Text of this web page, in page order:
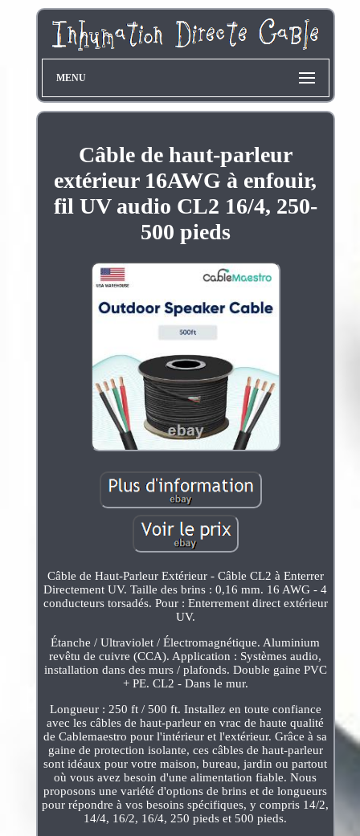
MENU
Câble de haut-parleur
extérieur 16AWG à enfouir,
fil UV audio CL2 16/4, 250-
500 pieds
Câble de Haut-Parleur Extérieur - Câble CL2 à Enterrer
Directement UV. Taille des brins : 0,16 mm. 16 AWG - 4
conducteurs torsadés. Pour : Enterrement direct extérieur
UV.
Étanche / Ultraviolet / Électromagnétique. Aluminium
revêtu de cuivre (CCA). Application : Systèmes audio,
installation dans des murs / plafonds. Double gaine PVC
+ PE. CL2 - Dans le mur.
Longueur : 250 ft / 500 ft. Installez en toute confiance
avec les câbles de haut-parleur en vrac de haute qualité
de Cablemaestro pour l'intérieur et l'extérieur. Grâce à sa
gaine de protection isolante, ces câbles de haut-parleur
sont idéaux pour votre maison, bureau, jardin ou partout
où vous avez besoin d'une alimentation fiable. Nous
proposons une variété d'options de brins et de longueurs
pour répondre à vos besoins spécifiques, y compris 14/2,
14/4, 16/2, 16/4, 250 pieds et 500 pieds.